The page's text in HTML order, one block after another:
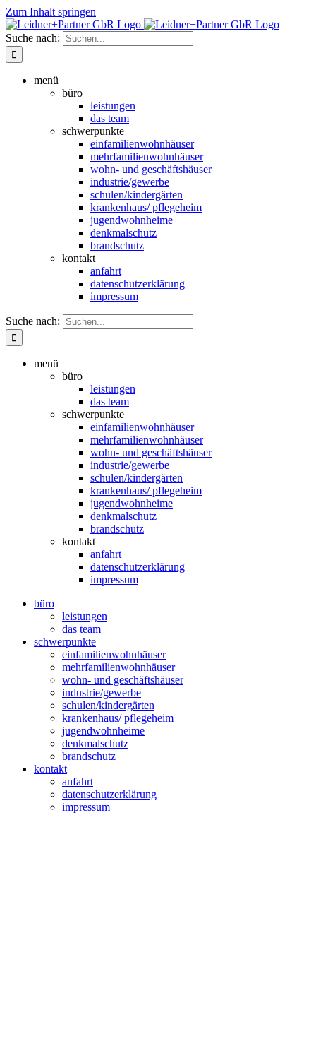
Zum Inhalt springen
Suche nach:
menü
büro
leistungen
das team
schwerpunkte
einfamilienwohnhäuser
mehrfamilien­wohnhäuser
wohn- und geschäftshäuser
industrie/gewerbe
schulen/kindergärten
krankenhaus/ pflegeheim
jugendwohnheime
denkmalschutz
brandschutz
kontakt
anfahrt
datenschutzerklärung
impressum
Suche nach:
menü
büro
leistungen
das team
schwerpunkte
einfamilienwohnhäuser
mehrfamilien­wohnhäuser
wohn- und geschäftshäuser
industrie/gewerbe
schulen/kindergärten
krankenhaus/ pflegeheim
jugendwohnheime
denkmalschutz
brandschutz
kontakt
anfahrt
datenschutzerklärung
impressum
büro
leistungen
das team
schwerpunkte
einfamilien­wohnhäuser
mehrfamilien­wohnhäuser
wohn- und geschäftshäuser
industrie/gewerbe
schulen/kindergärten
krankenhaus/ pflegeheim
jugendwohnheime
denkmalschutz
brandschutz
kontakt
anfahrt
datenschutzerklärung
impressum